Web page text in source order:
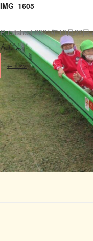
IMG_1605
Published2021年10月27日
んだよ！.
← 前へ